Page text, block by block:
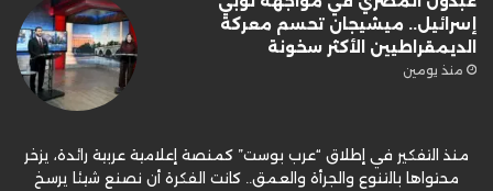
إسرائيل.. ميشيجان تحسم معركة
الديمقراطيين الأكثر سخونة
منذ يومين
منذ التفكير في إطلاق “عرب بوست” كمنصة إعلامية عربية رائدة، يزخر
محتواها بالتنوع والجرأة والعمق.. كانت الفكرة أن نصنع شيئا يرسخ